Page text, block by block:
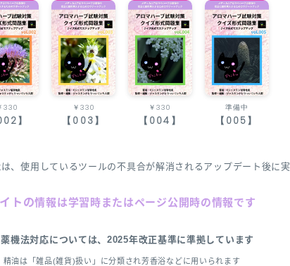
330
】
￥330
【003】
￥330
【004】
準備中
【005】
、使用しているツールの不具合が解消されるアップデート後に
トの情報は学習時またはページ公開時の情報です
機法対応については、2025年改正基準に準拠しています
精油は「雑品(雑貨)扱い」に分類され芳香浴などに用いられます